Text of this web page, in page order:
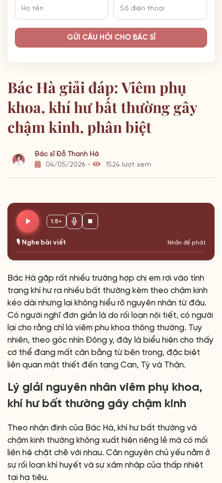
GỬI CÂU HỎI CHO BÁC SĨ
Bác Hà giải đáp: Viêm phụ
khoa, khí hư bất thường gây
chậm kinh, phân biệt
Bác sĩ Đỗ Thanh Hà
04/05/2026 -
1524 lượt xem
🎙️ Nghe bài viết Nhấn để phát
1.5×
Bác Hà gặp rất nhiều trường hợp chị em rơi vào tình
trạng khí hư ra nhiều bất thường kèm theo chậm kinh
kéo dài nhưng lại không hiểu rõ nguyên nhân từ đâu.
Có người nghĩ đơn giản là do rối loạn nội tiết, có người
lại cho rằng chỉ là viêm phụ khoa thông thường. Tuy
nhiên, theo góc nhìn Đông y, đây là biểu hiện cho thấy
cơ thể đang mất cân bằng từ bên trong, đặc biệt
liên quan mật thiết đến tạng Can, Tỳ và Thận.
Lý giải nguyên nhân viêm phụ khoa,
khí hư bất thường gây chậm kinh
Theo nhận định của Bác Hà, khí hư bất thường và
chậm kinh thường không xuất hiện riêng lẻ mà có mối
liên hệ chặt chẽ với nhau. Căn nguyên chủ yếu nằm ở
sự rối loạn khí huyết và sự xâm nhập của thấp nhiệt
tại hạ tiêu.